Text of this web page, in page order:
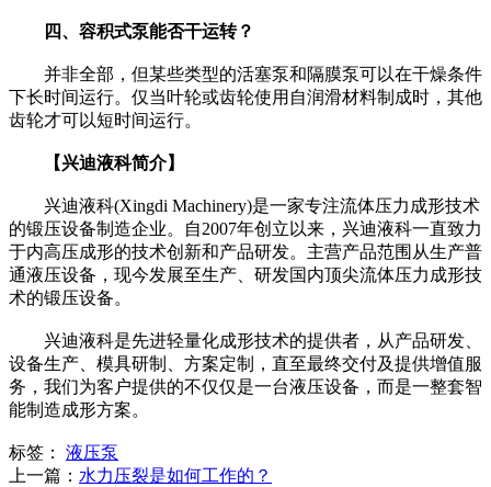
四、容积式泵能否干运转？
并非全部，但某些类型的活塞泵和隔膜泵可以在干燥条件
下长时间运行。仅当叶轮或齿轮使用自润滑材料制成时，其他
齿轮才可以短时间运行。
【兴迪液科简介】
兴迪液科(Xingdi Machinery)是一家专注流体压力成形技术
的锻压设备制造企业。自2007年创立以来，兴迪液科一直致力
于内高压成形的技术创新和产品研发。主营产品范围从生产普
通液压设备，现今发展至生产、研发国内顶尖流体压力成形技
术的锻压设备。
兴迪液科是先进轻量化成形技术的提供者，从产品研发、
设备生产、模具研制、方案定制，直至最终交付及提供增值服
务，我们为客户提供的不仅仅是一台液压设备，而是一整套智
能制造成形方案。
标签： 液压泵
上一篇： 水力压裂是如何工作的？